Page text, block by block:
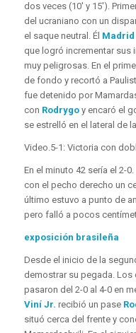
dos veces (10′ y 15′).
del ucraniano con un
el saque neutral. Él Madrid
que logró incrementar sus
muy peligrosas. En el
de fondo y recortó a
fue detenido por
con Rodrygoy encaró el
se estrelló en el lateral de
Video.5-1: Victoria con
En el minuto 42 sería el 2-
con el pecho derecho un
último estuvo a punto de
pero falló a pocos
exposición brasileña
Desde el inicio de la
demostrar su pegada.
pasaron del 2-0 al 4-0 en
Viní Jr. recibió un pase
situó cerca del frente y